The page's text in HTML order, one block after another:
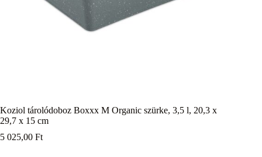
Koziol tárolódoboz Boxxx M Organic szürke, 3,5 l, 20,3 x
29,7 x 15 cm
5 025,00 Ft